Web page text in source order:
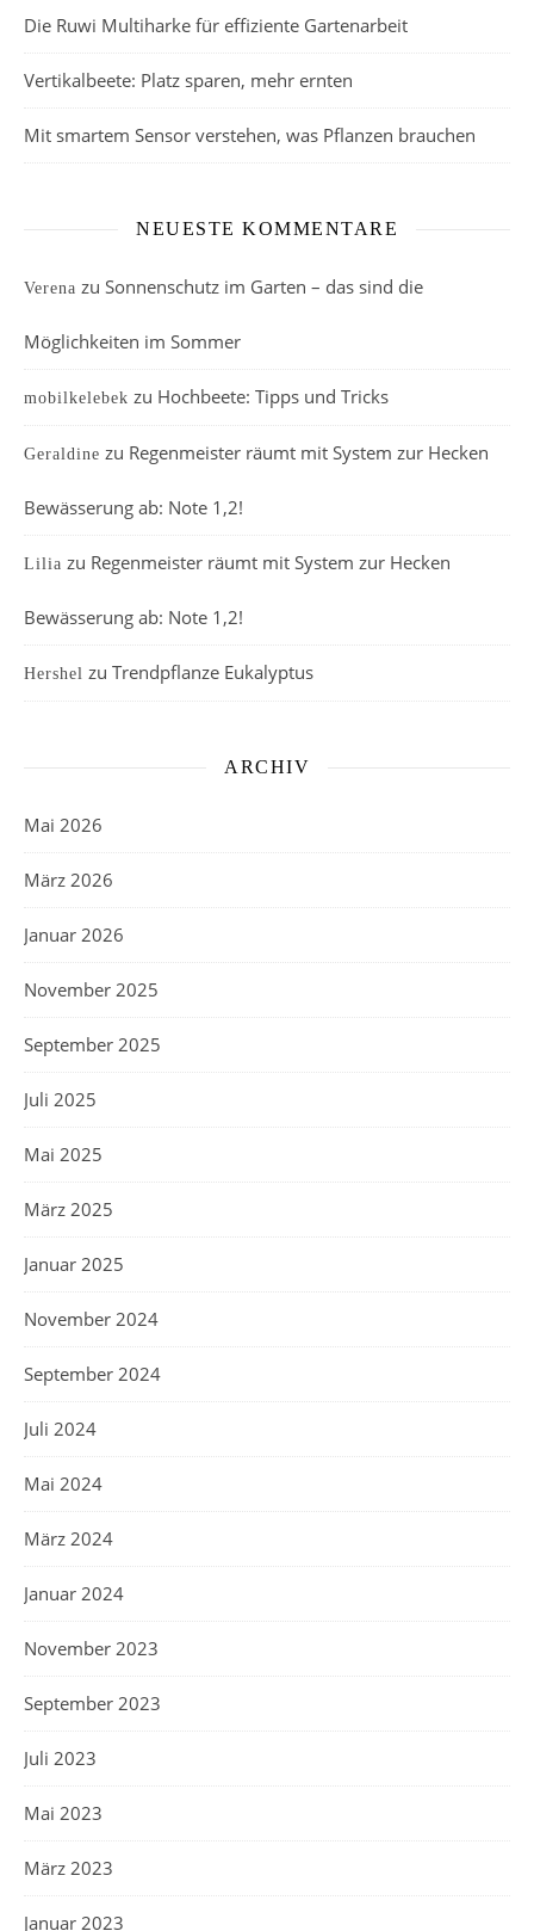
Die Ruwi Multiharke für effiziente Gartenarbeit
Vertikalbeete: Platz sparen, mehr ernten
Mit smartem Sensor verstehen, was Pflanzen brauchen
NEUESTE KOMMENTARE
Verena zu Sonnenschutz im Garten – das sind die
Möglichkeiten im Sommer
mobilkelebek zu Hochbeete: Tipps und Tricks
Geraldine zu Regenmeister räumt mit System zur Hecken
Bewässerung ab: Note 1,2!
Lilia zu Regenmeister räumt mit System zur Hecken
Bewässerung ab: Note 1,2!
Hershel zu Trendpflanze Eukalyptus
ARCHIV
Mai 2026
März 2026
Januar 2026
November 2025
September 2025
Juli 2025
Mai 2025
März 2025
Januar 2025
November 2024
September 2024
Juli 2024
Mai 2024
März 2024
Januar 2024
November 2023
September 2023
Juli 2023
Mai 2023
März 2023
Januar 2023